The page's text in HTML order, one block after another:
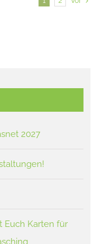
2027
Euch Karten für